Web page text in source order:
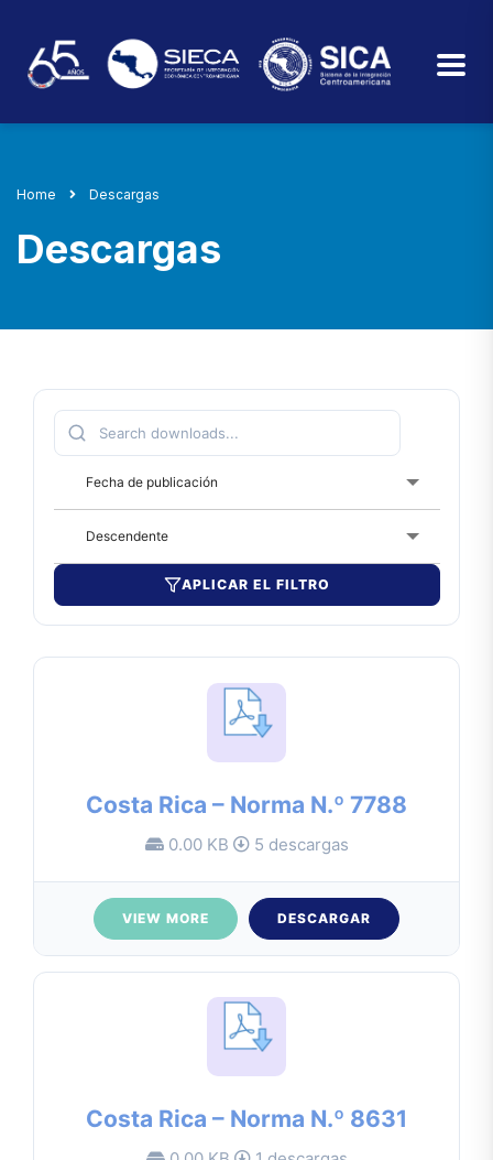
Home Descargas
Descargas
Fecha de publicación
Descendente
APLICAR EL FILTRO
Costa Rica – Norma N.º 7788
0.00 KB 5 descargas
VIEW MORE DESCARGAR
Costa Rica – Norma N.º 8631